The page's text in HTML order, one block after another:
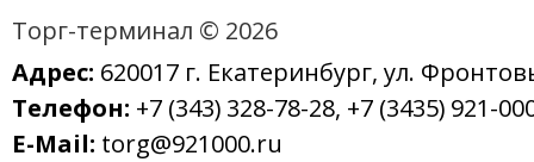
Торг-терминал © 2026
Адрес: 620017 г. Екатеринбург, ул.
Телефон: +7 (343) 328-78-28, +7 (3435) 921-
E-Mail: torg@921000.ru